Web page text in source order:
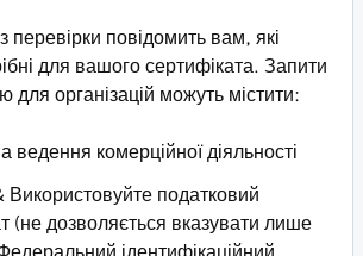
повідомить вам, які
для вашого сертифіката. Запити
для організацій можуть містити:
ведення комерційної діяльності
Використовуйте податковий
(не дозволяється вказувати лише
ідентифікаційний